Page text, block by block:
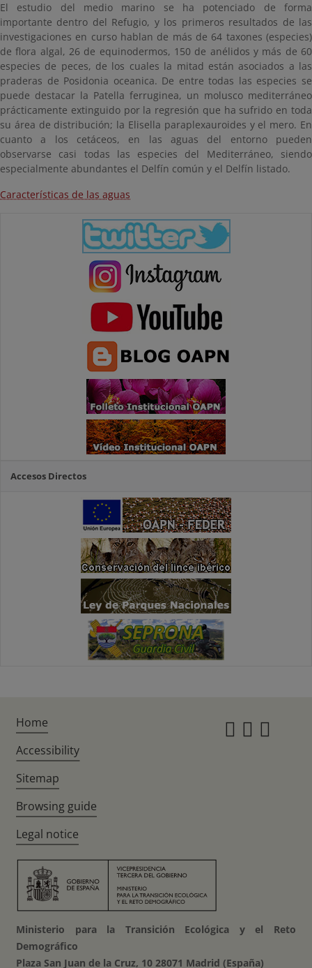
El estudio del medio marino se ha potenciado de forma
importante dentro del Refugio, y los primeros resultados de las
investigaciones en curso hablan de más de 64 taxones (especies)
de flora algal, 26 de equinodermos, 150 de anélidos y más de 60
especies de peces, de los cuales la mitad están asociados a las
praderas de Posidonia oceanica. De entre todas las especies se
puede destacar la Patella ferruginea, un molusco mediterráneo
prácticamente extinguido por la regresión que ha sufrido en toda
su área de distribución; la Elisella paraplexauroides y el mero. En
cuanto a los cetáceos, en las aguas del entorno pueden
observarse casi todas las especies del Mediterráneo, siendo
especialmente abundantes el Delfín común y el Delfín listado.
Características de las aguas
Accesos Directos
Home
Accessibility
Sitemap
Browsing guide
Legal notice
Ministerio para la Transición Ecológica y el Reto
Demográfico
Plaza San Juan de la Cruz, 10 28071 Madrid (España)